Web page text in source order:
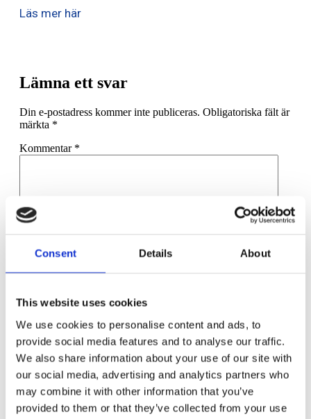
Consent Details About
This website uses cookies
We use cookies to personalise content and ads, to
provide social media features and to analyse our traffic.
We also share information about your use of our site with
our social media, advertising and analytics partners who
may combine it with other information that you’ve
provided to them or that they’ve collected from your use
Läs mer här
Lämna ett svar
Din e-postadress kommer inte publiceras. Obligatoriska fält är
märkta *
Kommentar *
Spara mitt namn, min e-postadress och webbplats i denna
webbläsare till nästa gång jag skriver en kommentar.